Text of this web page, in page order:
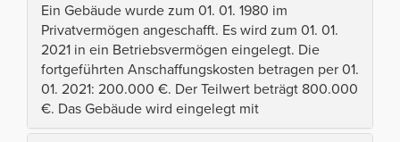
Ein Gebäude wurde zum 01. 01. 1980 im
Privatvermögen angeschafft. Es wird zum 01. 01.
2021 in ein Betriebsvermögen eingelegt. Die
fortgeführten Anschaffungskosten betragen per 01.
01. 2021: 200.000 €. Der Teilwert beträgt 800.000
€. Das Gebäude wird eingelegt mit